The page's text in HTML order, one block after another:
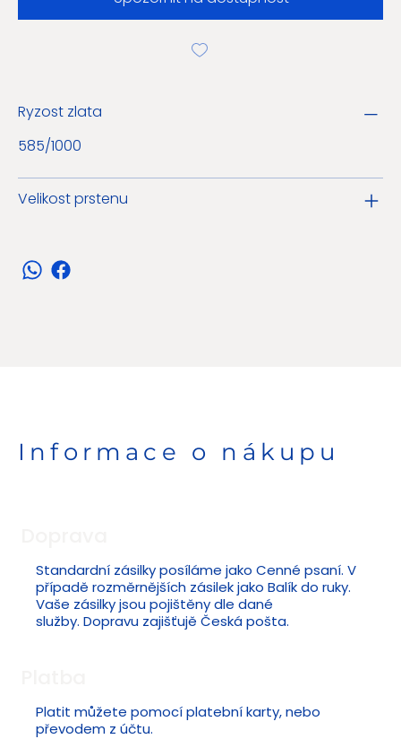
Ryzost zlata
585/1000
Velikost prstenu
Informace o nákupu
Standardní zásilky posíláme jako Cenné psaní. V
případě rozměrnějších zásilek jako Balík do ruky.
Vaše zásilky jsou pojištěny dle dané
služby. Dopravu zajišťujě Česká pošta.
Platit můžete pomocí platební karty, nebo
převodem z účtu.